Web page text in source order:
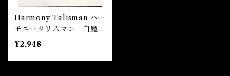
Harmony Talisman ハー
モニータリスマン 白魔術
アミュレット
¥2,948